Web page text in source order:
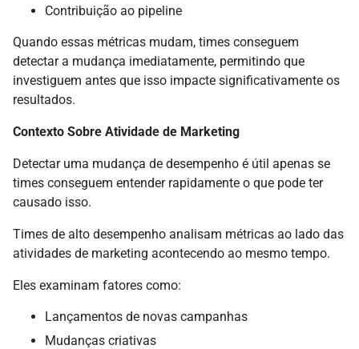
Contribuição ao pipeline
Quando essas métricas mudam, times conseguem
detectar a mudança imediatamente, permitindo que
investiguem antes que isso impacte significativamente os
resultados.
Contexto Sobre Atividade de Marketing
Detectar uma mudança de desempenho é útil apenas se
times conseguem entender rapidamente o que pode ter
causado isso.
Times de alto desempenho analisam métricas ao lado das
atividades de marketing acontecendo ao mesmo tempo.
Eles examinam fatores como:
Lançamentos de novas campanhas
Mudanças criativas